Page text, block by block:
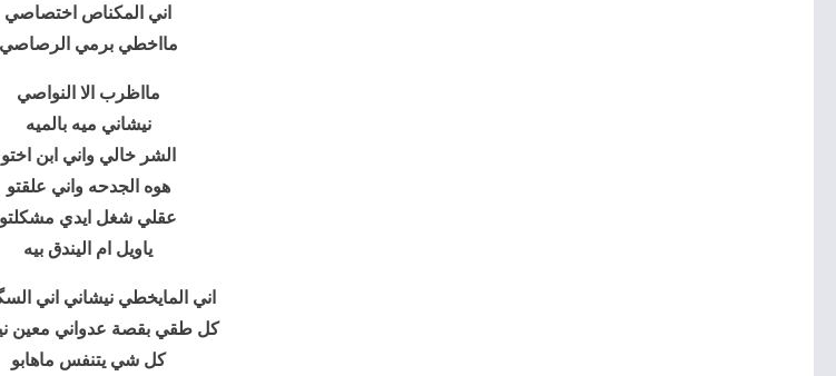
اني المكناص اختصاصي
مااخطي برمي الرصاصي
مااظرب الا النواصي
نيشاني ميه بالميه
الشر خالي واني ابن اختو
هوه الجدحه واني علقتو
عقلي شغل ايدي مشكلتو
ياويل ام اليندق بيه
اني المايخطي نيشاني اني
كل طقي بقصة عدواني معين
كل شي يتنفس ماهابو